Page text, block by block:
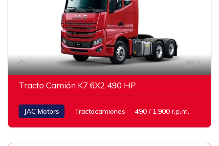
1
Tracto Camión K7 6X2 490 HP
JAC Motors Tractocamiones 490 / 1.900 r.p.m.